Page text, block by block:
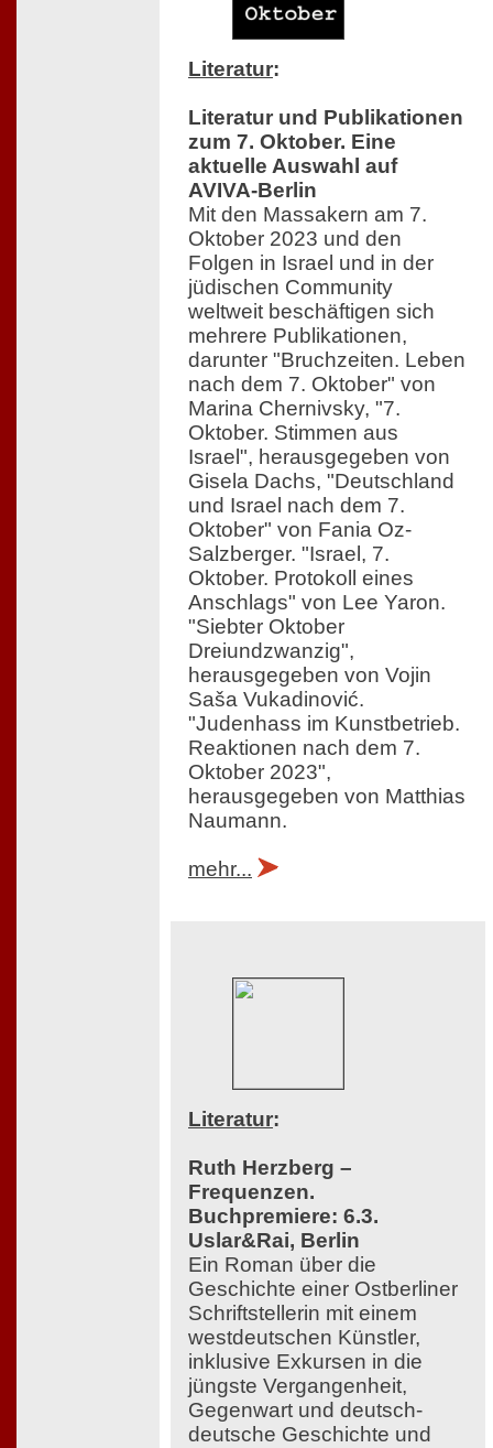
Literatur:
Literatur und Publikationen
zum 7. Oktober. Eine
aktuelle Auswahl auf
AVIVA-Berlin
Mit den Massakern am 7.
Oktober 2023 und den
Folgen in Israel und in der
jüdischen Community
weltweit beschäftigen sich
mehrere Publikationen,
darunter "Bruchzeiten. Leben
nach dem 7. Oktober" von
Marina Chernivsky, "7.
Oktober. Stimmen aus
Israel", herausgegeben von
Gisela Dachs, "Deutschland
und Israel nach dem 7.
Oktober" von Fania Oz-
Salzberger. "Israel, 7.
Oktober. Protokoll eines
Anschlags" von Lee Yaron.
"Siebter Oktober
Dreiundzwanzig",
herausgegeben von Vojin
Saša Vukadinović.
"Judenhass im Kunstbetrieb.
Reaktionen nach dem 7.
Oktober 2023",
herausgegeben von Matthias
Naumann.
mehr...
Literatur:
Ruth Herzberg –
Frequenzen.
Buchpremiere: 6.3.
Uslar&Rai, Berlin
Ein Roman über die
Geschichte einer Ostberliner
Schriftstellerin mit einem
westdeutschen Künstler,
inklusive Exkursen in die
jüngste Vergangenheit,
Gegenwart und deutsch-
deutsche Geschichte und